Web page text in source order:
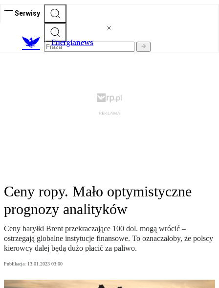
Serwisy
Energianews
Ceny ropy. Mało optymistyczne
prognozy analityków
Ceny baryłki Brent przekraczające 100 dol. mogą wrócić –
ostrzegają globalne instytucje finansowe. To oznaczałoby, że polscy
kierowcy dalej będą dużo płacić za paliwo.
Publikacja: 13.01.2023 03:00